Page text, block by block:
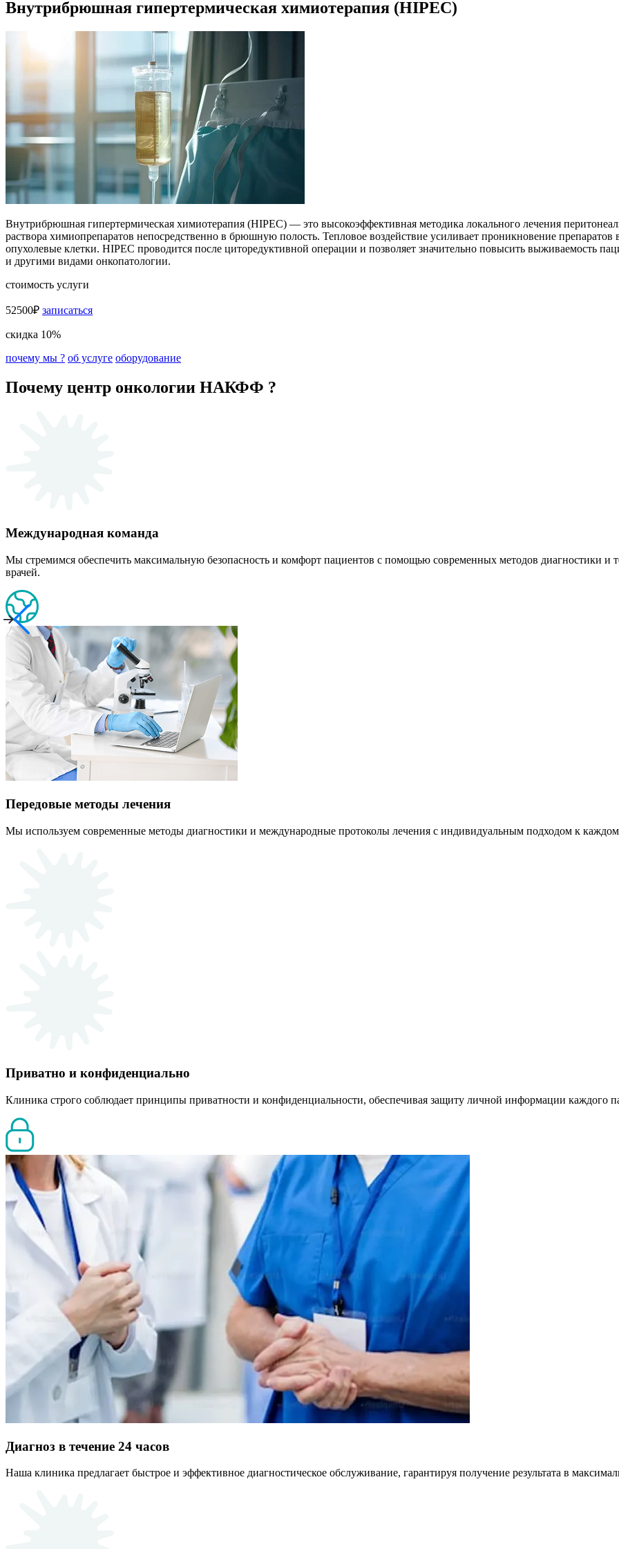
Внутрибрюшная гипертермическая химиотерапия (HIPEC)
Внутрибрюшная гипертермическая химиотерапия (HIPEC) — это высокоэффективная методика локального лечения
раствора химиопрепаратов непосредственно в брюшную полость. Тепловое воздействие усиливает проникновение препаратов
опухолевые клетки. HIPEC проводится после циторедуктивной операции и позволяет значительно повысить выживаемость
и другими видами онкопатологии.
стоимость услуги
52500₽ записаться
скидка 10%
почему мы ? об услуге оборудование
Почему центр онкологии НАКФФ ?
Международная команда
Мы стремимся обеспечить максимальную безопасность и комфорт пациентов с помощью современных методов диагностики
врачей.
Передовые методы лечения
Мы используем современные методы диагностики и международные протоколы лечения с индивидуальным подходом к
Приватно и конфиденциально
Клиника строго соблюдает принципы приватности и конфиденциальности, обеспечивая защиту личной информации каждого
Диагноз в течение 24 часов
Наша клиника предлагает быстрое и эффективное диагностическое обслуживание, гарантируя получение результата в